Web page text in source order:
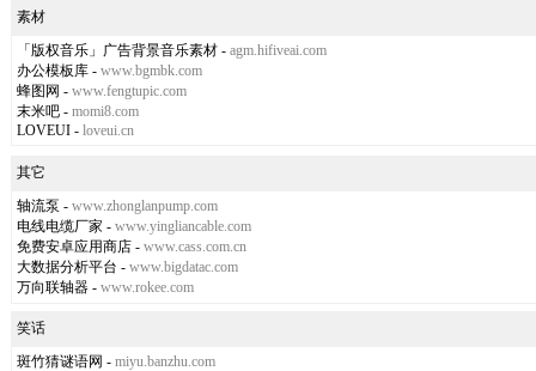
素材
「版权音乐」广告背景音乐素材 - agm.hifiveai.com
办公模板库 - www.bgmbk.com
蜂图网 - www.fengtupic.com
末米吧 - momi8.com
LOVEUI - loveui.cn
其它
轴流泵 - www.zhonglanpump.com
电线电缆厂家 - www.yingliancable.com
免费安卓应用商店 - www.cass.com.cn
大数据分析平台 - www.bigdatac.com
万向联轴器 - www.rokee.com
笑话
斑竹猜谜语网 - miyu.banzhu.com